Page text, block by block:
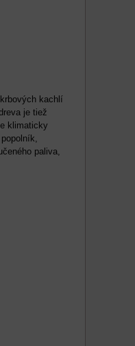
kachlí
je tiež
klimaticky
paliva,